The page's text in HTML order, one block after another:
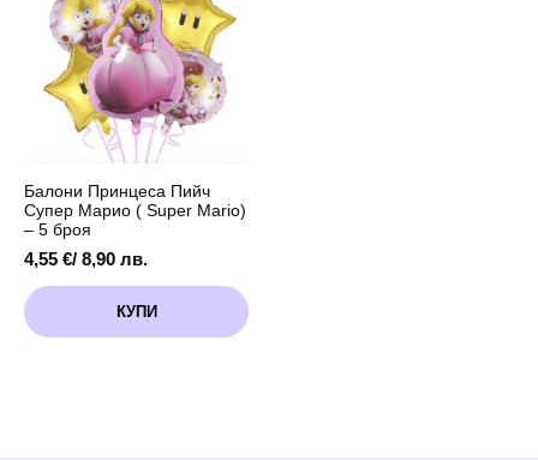
Балони Принцеса Пийч
Супер Марио ( Super Mario)
– 5 броя
4,55 €/ 8,90 лв.
КУПИ